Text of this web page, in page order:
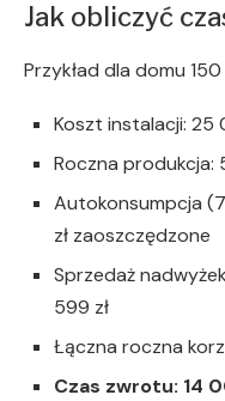
Jak obliczyć
Przykład dla domu
Koszt instalacji: 25
Roczna produkcja:
Autokonsumpcja
zł zaoszczędzone
Sprzedaż
599 zł
Łączna roczna
Czas zwrotu: 14